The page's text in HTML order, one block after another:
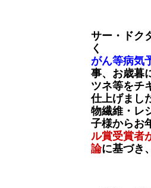
サー・ドク
く
がん等病気
事、お歳暮
ツネ等をチ
仕上げまし
物繊維・レ
子様からお
ル賞受賞者
論に基づき